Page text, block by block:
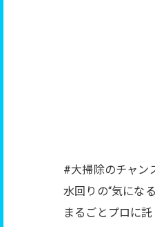
#大掃除のチャン
水回りの“気にな
まるごとプロに